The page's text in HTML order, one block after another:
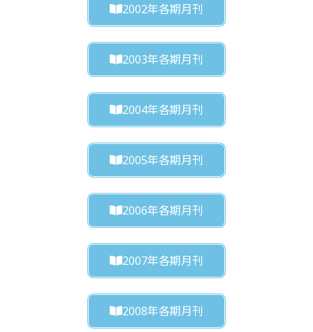
2002年各期月刊
2003年各期月刊
2004年各期月刊
2005年各期月刊
2006年各期月刊
2007年各期月刊
2008年各期月刊